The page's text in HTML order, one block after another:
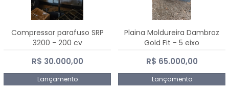
Compressor parafuso SRP
3200 - 200 cv
R$ 30.000,00
Lançamento
Plaina Moldureira Dambroz
Gold Fit - 5 eixo
R$ 65.000,00
Lançamento